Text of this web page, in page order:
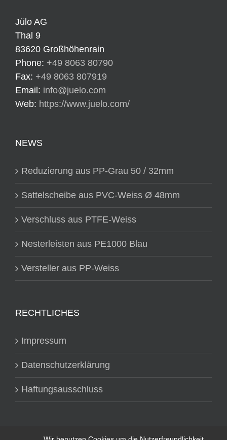
Jülo AG
Thal 9
83620 Großhöhenrain
Phone: +49 8063 80790
Fax: +49 8063 807919
Email: info@juelo.com
Web: https://www.juelo.com/
NEWS
Reduzierung aus PP-Grau 50 / 32mm
Sattelscheibe aus PVC-Weiss Ø 48mm
Verschluss aus PTFE-Weiss
Nesterleisten aus PE1000 Blau
Versteller aus PP-Weiss
RECHTLICHES
Impressum
Datenschutzerklärung
Haftungsausschluss